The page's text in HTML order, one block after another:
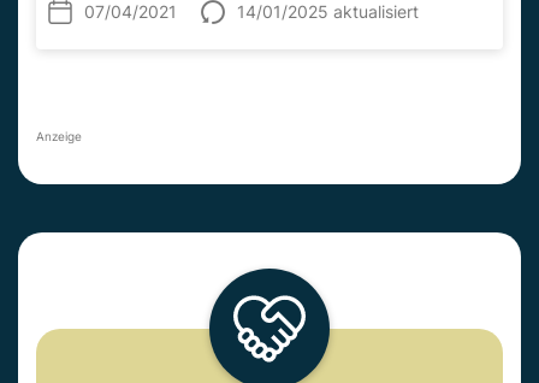
07/04/2021 14/01/2025 aktualisiert
Anzeige